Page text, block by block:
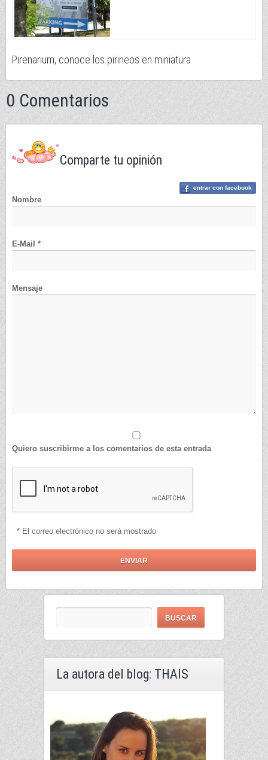
Pirenarium, conoce los pirineos en miniatura
0 Comentarios
Comparte tu opinión
entrar con facebook
Nombre
E-Mail *
Mensaje
Quiero suscribirme a los comentarios de esta entrada
* El correo electrónico no será mostrado
La autora del blog: THAIS